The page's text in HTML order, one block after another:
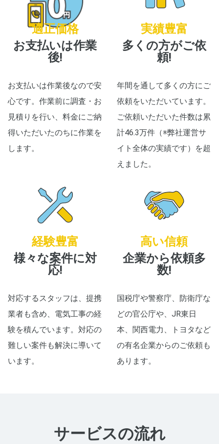
適正価格
お支払いは作業
後!
お支払いは作業後なので安
心です。作業前に調査・お
見積りを行い、料金にご納
得いただいたのちに作業を
します。
実績豊富
多くの方がご依
頼!
年間を通して多くの方にご
依頼をいただいています。
ご依頼いただいた件数は累
計46.3万件（※弊社運営サ
イト全体の実績です）を超
えました。
経験豊富
様々な案件に対
応!
対応するスタッフは、提携
業者も含め、電気工事の経
験を積んでいます。対応の
難しい案件も解決に導いて
います。
高い信頼
企業から依頼多
数!
国税庁や警察庁、防衛庁な
どの官公庁や、JR東日
本、関西電力、トヨタなど
の有名企業からのご依頼も
あります。
サービスの流れ